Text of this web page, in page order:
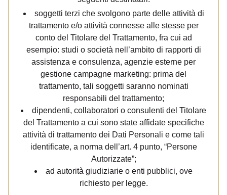
soggetti terzi che svolgono parte delle attività di
trattamento e/o attività connesse alle stesse per
conto del Titolare del Trattamento, fra cui ad
esempio: studi o società nell’ambito di rapporti di
assistenza e consulenza, agenzie esterne per
gestione campagne marketing: prima del
trattamento, tali soggetti saranno nominati
responsabili del trattamento;
dipendenti, collaboratori o consulenti del Titolare
del Trattamento a cui sono state affidate specifiche
attività di trattamento dei Dati Personali e come tali
identificate, a norma dell’art. 4 punto, “Persone
Autorizzate”;
ad autorità giudiziarie o enti pubblici, ove
richiesto per legge.